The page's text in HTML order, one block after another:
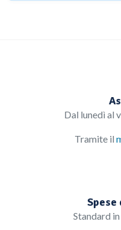
Dal lunedì al
Tramite il
Spese
Standard